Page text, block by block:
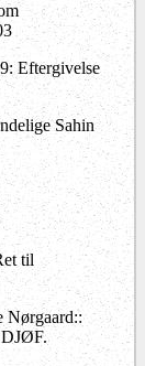
Eftergivelse
Sahin
til
Nørgaard::
DJØF.